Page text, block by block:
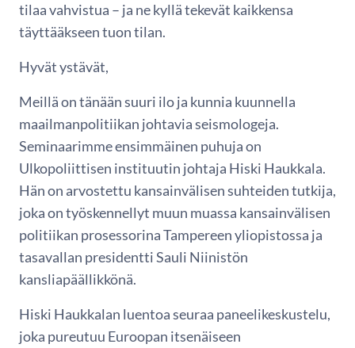
tilaa vahvistua – ja ne kyllä tekevät kaikkensa
täyttääkseen tuon tilan.
Hyvät ystävät,
Meillä on tänään suuri ilo ja kunnia kuunnella
maailmanpolitiikan johtavia seismologeja.
Seminaarimme ensimmäinen puhuja on
Ulkopoliittisen instituutin johtaja Hiski Haukkala.
Hän on arvostettu kansainvälisen suhteiden tutkija,
joka on työskennellyt muun muassa kansainvälisen
politiikan prosessorina Tampereen yliopistossa ja
tasavallan presidentti Sauli Niinistön
kansliapäällikkönä.
Hiski Haukkalan luentoa seuraa paneelikeskustelu,
joka pureutuu Euroopan itsenäiseen